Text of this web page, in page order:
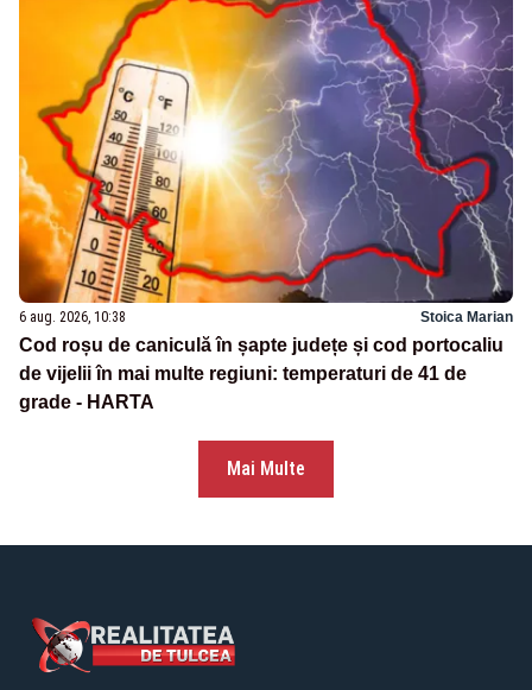
6 aug. 2026, 10:38 Stoica Marian
Cod roșu de caniculă în șapte județe și cod portocaliu
de vijelii în mai multe regiuni: temperaturi de 41 de
grade - HARTA
Mai Multe